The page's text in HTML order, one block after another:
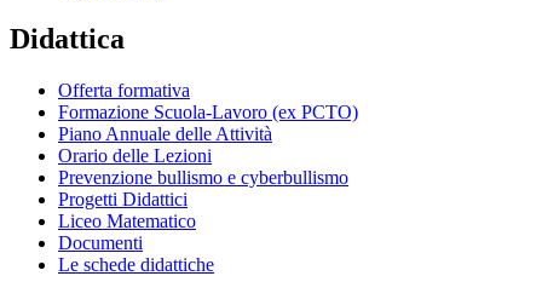
Didattica
Offerta formativa
Formazione Scuola-Lavoro (ex PCTO)
Piano Annuale delle Attività
Orario delle Lezioni
Prevenzione bullismo e cyberbullismo
Progetti Didattici
Liceo Matematico
Documenti
Le schede didattiche